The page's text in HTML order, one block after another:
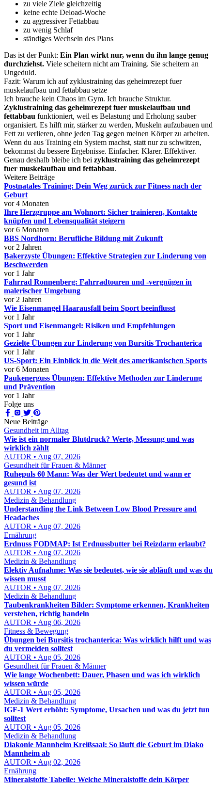
zu viele Ziele gleichzeitig
keine echte Deload-Woche
zu aggressiver Fettabbau
zu wenig Schlaf
ständiges Wechseln des Plans
Das ist der Punkt: Ein Plan wirkt nur, wenn du ihn lange genug
durchziehst. Viele scheitern nicht am Training. Sie scheitern an
Ungeduld.
Fazit: Warum ich auf zyklustraining das geheimrezept fuer
muskelaufbau und fettabbau setze
Ich brauche kein Chaos im Gym. Ich brauche Struktur.
Zyklustraining das geheimrezept fuer muskelaufbau und
fettabbau funktioniert, weil es Belastung und Erholung sauber
organisiert. Es hilft mir, stärker zu werden, Muskeln aufzubauen und
Fett zu verlieren, ohne jeden Tag gegen meinen Körper zu arbeiten.
Wenn du aus Training ein System machst, statt nur zu schwitzen,
bekommst du bessere Ergebnisse. Einfacher. Klarer. Effektiver.
Genau deshalb bleibe ich bei zyklustraining das geheimrezept
fuer muskelaufbau und fettabbau.
Weitere Beiträge
Postnatales Training: Dein Weg zurück zur Fitness nach der
Geburt
vor 4 Monaten
Ihre Herzgruppe am Wohnort: Sicher trainieren, Kontakte
knüpfen und Lebensqualität steigern
vor 6 Monaten
BBS Nordhorn: Berufliche Bildung mit Zukunft
vor 2 Jahren
Bakerzyste Übungen: Effektive Strategien zur Linderung von
Beschwerden
vor 1 Jahr
Fahrrad Ronnenberg: Fahrradtouren und -vergnügen in
malerischer Umgebung
vor 2 Jahren
Wie Eisenmangel Haarausfall beim Sport beeinflusst
vor 1 Jahr
Sport und Eisenmangel: Risiken und Empfehlungen
vor 1 Jahr
Gezielte Übungen zur Linderung von Bursitis Trochanterica
vor 1 Jahr
US-Sport: Ein Einblick in die Welt des amerikanischen Sports
vor 6 Monaten
Paukenerguss Übungen: Effektive Methoden zur Linderung
und Prävention
vor 1 Jahr
Folge uns
Neue Beiträge
Gesundheit im Alltag
Wie ist ein normaler Blutdruck? Werte, Messung und was
wirklich zählt
AUTOR • Aug 07, 2026
Gesundheit für Frauen & Männer
Ruhepuls 60 Mann: Was der Wert bedeutet und wann er
gesund ist
AUTOR • Aug 07, 2026
Medizin & Behandlung
Understanding the Link Between Low Blood Pressure and
Headaches
AUTOR • Aug 07, 2026
Ernährung
Erdnuss FODMAP: Ist Erdnussbutter bei Reizdarm erlaubt?
AUTOR • Aug 07, 2026
Medizin & Behandlung
Elektiv Aufnahme: Was sie bedeutet, wie sie abläuft und was du
wissen musst
AUTOR • Aug 07, 2026
Medizin & Behandlung
Taubenkrankheiten Bilder: Symptome erkennen, Krankheiten
verstehen, richtig handeln
AUTOR • Aug 06, 2026
Fitness & Bewegung
Übungen bei Bursitis trochanterica: Was wirklich hilft und was
du vermeiden solltest
AUTOR • Aug 05, 2026
Gesundheit für Frauen & Männer
Wie lange Wochenbett: Dauer, Phasen und was ich wirklich
wissen würde
AUTOR • Aug 05, 2026
Medizin & Behandlung
IGF-1 Wert erhöht: Symptome, Ursachen und was du jetzt tun
solltest
AUTOR • Aug 05, 2026
Medizin & Behandlung
Diakonie Mannheim Kreißsaal: So läuft die Geburt im Diako
Mannheim ab
AUTOR • Aug 02, 2026
Ernährung
Mineralstoffe Tabelle: Welche Mineralstoffe dein Körper